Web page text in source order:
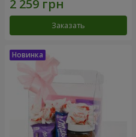
Заказать